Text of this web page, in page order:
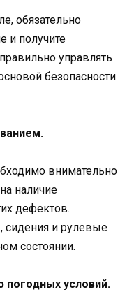
обязательно
и получите
управлять
безопасности
внимательно
наличие
дефектов.
сидения и рулевые
состоянии.
погодных условий.